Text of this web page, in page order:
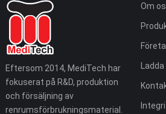
Eftersom 2014, MediTech har
fokuserat på R&D, produktion
och försäljning av
renrumsförbrukningsmaterial.
Om